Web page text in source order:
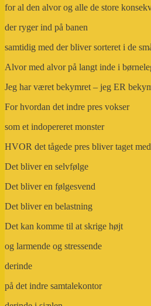
for al den alvor og alle de store
der ryger ind på banen
samtidig med der bliver sorteret i de
Alvor med alvor på langt inde i
Jeg har været bekymret – jeg ER
For hvordan det indre pres vokser
som et indopereret monster
HVOR det tågede pres bliver taget
Det bliver en selvfølge
Det bliver en følgesvend
Det bliver en belastning
Det kan komme til at skrige højt
og larmende og stressende
derinde
på det indre samtalekontor